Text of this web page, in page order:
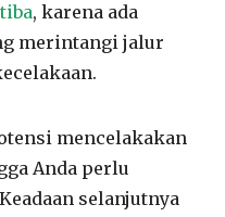
, karena ada
merintangi jalur
mencelakakan
Anda perlu
selanjutnya